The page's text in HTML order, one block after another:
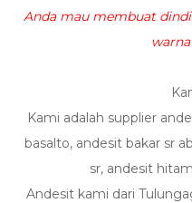
Anda mau membuat
Kami adalah supplier
basalto, andesit bakar sr
sr, andesit
Andesit kami dari